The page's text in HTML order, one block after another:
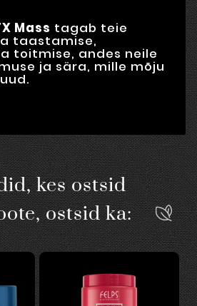
Mass tagab teie
taastamise,
toitmise, andes neile
ja sära, mille mõju
kes ostsid
ostsid ka: